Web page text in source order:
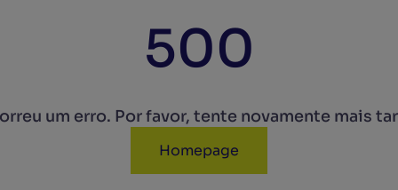
500
um erro. Por favor, tente novamente mais
Homepage